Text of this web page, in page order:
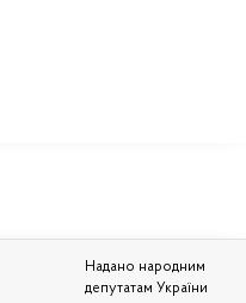
Надано народним
депутатам України